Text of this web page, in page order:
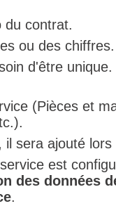
Webinaires
WMI
du contrat.
ou des chiffres.
d'être unique.
(Pièces et
il sera ajouté
est
des données
.